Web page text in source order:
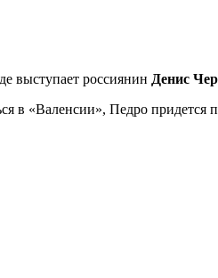
выступает россиянин Денис
в «Валенсии», Педро